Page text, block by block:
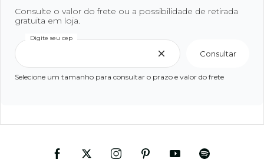
Consulte o valor do frete ou a possibilidade de retirada
gratuita em loja.
Digite seu cep
Consultar
Selecione um tamanho para consultar o prazo e valor do frete